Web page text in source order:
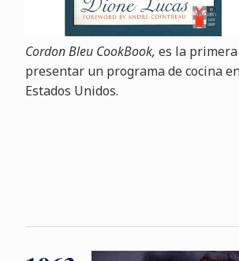
Cordon Bleu CookBook, es la
presentar un programa de cocina
Estados Unidos.